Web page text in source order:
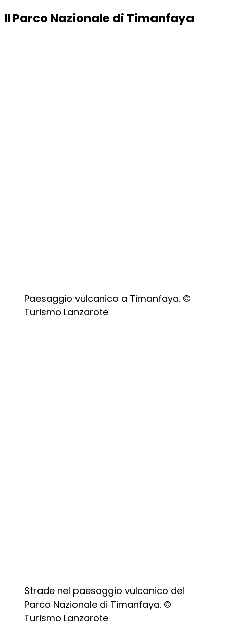
Il Parco Nazionale di Timanfaya
Paesaggio vulcanico a Timanfaya. ©
Turismo Lanzarote
Strade nel paesaggio vulcanico del
Parco Nazionale di Timanfaya. ©
Turismo Lanzarote